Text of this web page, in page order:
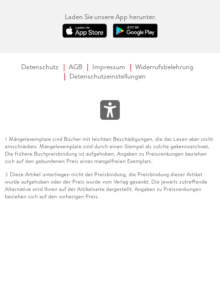
Laden Sie unsere App herunter.
Datenschutz AGB Impressum
Widerrufsbelehrung
Datenschutzeinstellungen
1 Mängelexemplare sind Bücher mit leichten Beschädigungen, die das Lesen aber nicht
einschränken. Mängelexemplare sind durch einen Stempel als solche gekennzeichnet.
Die frühere Buchpreisbindung ist aufgehoben. Angaben zu Preissenkungen beziehen
sich auf den gebundenen Preis eines mangelfreien Exemplars.
2 Diese Artikel unterliegen nicht der Preisbindung, die Preisbindung dieser Artikel
wurde aufgehoben oder der Preis wurde vom Verlag gesenkt. Die jeweils zutreffende
Alternative wird Ihnen auf der Artikelseite dargestellt. Angaben zu Preissenkungen
beziehen sich auf den vorherigen Preis.